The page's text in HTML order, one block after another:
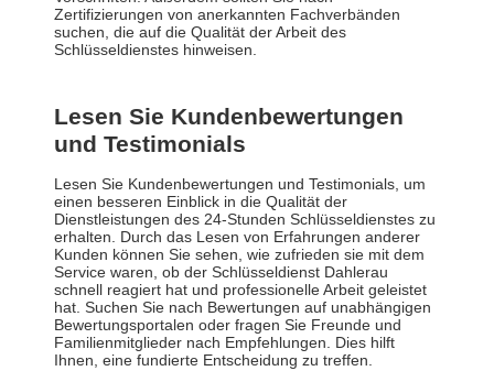
Zertifizierungen von anerkannten Fachverbänden
suchen, die auf die Qualität der Arbeit des
Schlüsseldienstes hinweisen.
Lesen Sie Kundenbewertungen
und Testimonials
Lesen Sie Kundenbewertungen und Testimonials, um
einen besseren Einblick in die Qualität der
Dienstleistungen des 24-Stunden Schlüsseldienstes zu
erhalten. Durch das Lesen von Erfahrungen anderer
Kunden können Sie sehen, wie zufrieden sie mit dem
Service waren, ob der Schlüsseldienst Dahlerau
schnell reagiert hat und professionelle Arbeit geleistet
hat. Suchen Sie nach Bewertungen auf unabhängigen
Bewertungsportalen oder fragen Sie Freunde und
Familienmitglieder nach Empfehlungen. Dies hilft
Ihnen, eine fundierte Entscheidung zu treffen.